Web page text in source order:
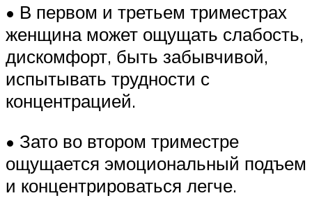
• В первом и третьем триместрах
женщина может ощущать слабость,
дискомфорт, быть забывчивой,
испытывать трудности с
концентрацией.
• Зато во втором триместре
ощущается эмоциональный подъем
и концентрироваться легче.